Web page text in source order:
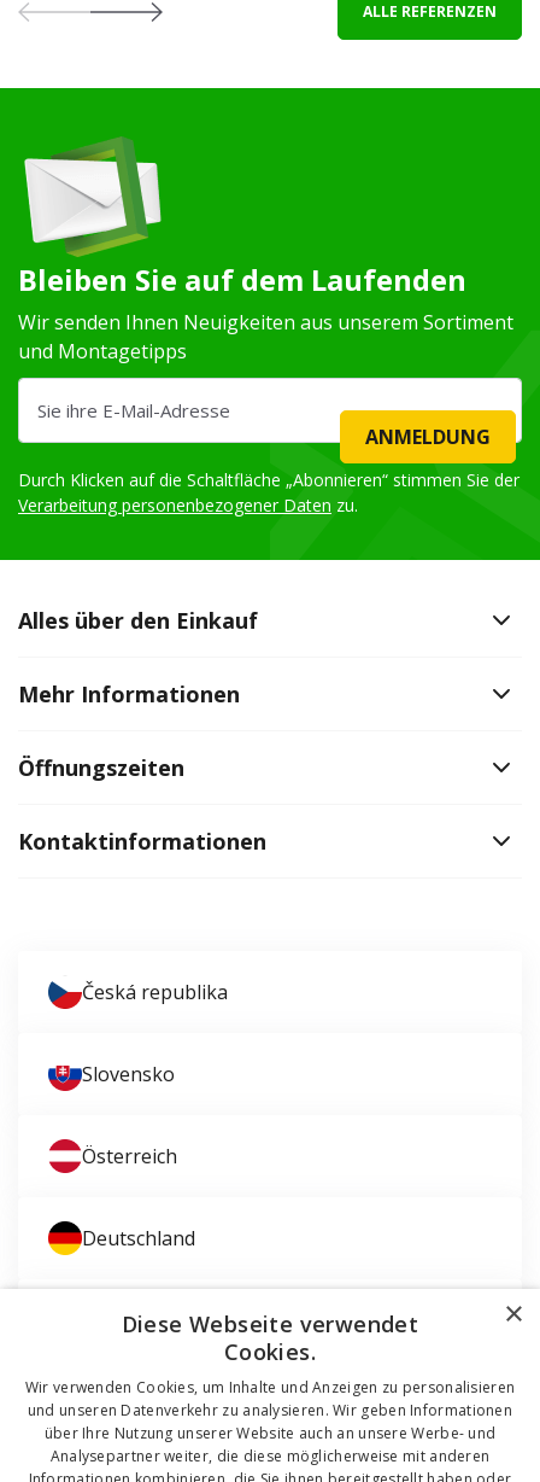
ALLE REFERENZEN
Bleiben Sie auf dem Laufenden
Wir senden Ihnen Neuigkeiten aus unserem Sortiment
und Montagetipps
ANMELDUNG
Durch Klicken auf die Schaltfläche „Abonnieren“ stimmen Sie der
Verarbeitung personenbezogener Daten zu.
Alles über den Einkauf
Mehr Informationen
Öffnungszeiten
Kontaktinformationen
Česká republika
Slovensko
Österreich
Deutschland
Magyarország ×
Diese Webseite verwendet
Cookies.
Wir verwenden Cookies, um Inhalte und Anzeigen zu personalisieren
und unseren Datenverkehr zu analysieren. Wir geben Informationen
über Ihre Nutzung unserer Website auch an unsere Werbe- und
Analysepartner weiter, die diese möglicherweise mit anderen